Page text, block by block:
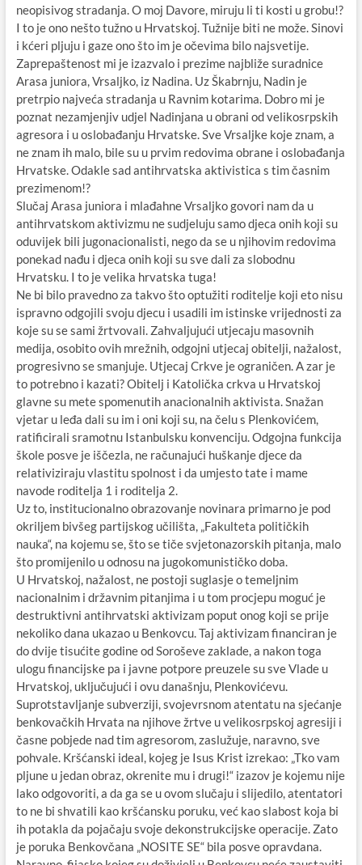
neopisivog stradanja. O moj Davore, miruju li ti kosti u grobu!?
I to je ono nešto tužno u Hrvatskoj. Tužnije biti ne može. Sinovi
i kćeri pljuju i gaze ono što im je očevima bilo najsvetije.
Zaprepaštenost mi je izazvalo i prezime najbliže suradnice
Arasa juniora, Vrsaljko, iz Nadina. Uz Škabrnju, Nadin je
pretrpio najveća stradanja u Ravnim kotarima. Dobro mi je
poznat nezamjenjiv udjel Nadinjana u obrani od velikosrpskih
agresora i u oslobađanju Hrvatske. Sve Vrsaljke koje znam, a
ne znam ih malo, bile su u prvim redovima obrane i oslobađanja
Hrvatske. Odakle sad antihrvatska aktivistica s tim časnim
prezimenom!?
Slučaj Arasa juniora i mlađahne Vrsaljko govori nam da u
antihrvatskom aktivizmu ne sudjeluju samo djeca onih koji su
oduvijek bili jugonacionalisti, nego da se u njihovim redovima
ponekad nađu i djeca onih koji su sve dali za slobodnu
Hrvatsku. I to je velika hrvatska tuga!
Ne bi bilo pravedno za takvo što optužiti roditelje koji eto nisu
ispravno odgojili svoju djecu i usadili im istinske vrijednosti za
koje su se sami žrtvovali. Zahvaljujući utjecaju masovnih
medija, osobito ovih mrežnih, odgojni utjecaj obitelji, nažalost,
progresivno se smanjuje. Utjecaj Crkve je ograničen. A zar je
to potrebno i kazati? Obitelj i Katolička crkva u Hrvatskoj
glavne su mete spomenutih anacionalnih aktivista. Snažan
vjetar u leđa dali su im i oni koji su, na čelu s Plenkovićem,
ratificirali sramotnu Istanbulsku konvenciju. Odgojna funkcija
škole posve je iščezla, ne računajući huškanje djece da
relativiziraju vlastitu spolnost i da umjesto tate i mame
navode roditelja 1 i roditelja 2.
Uz to, institucionalno obrazovanje novinara primarno je pod
okriljem bivšeg partijskog učilišta, „Fakulteta političkih
nauka“, na kojemu se, što se tiče svjetonazorskih pitanja, malo
što promijenilo u odnosu na jugokomunističko doba.
U Hrvatskoj, nažalost, ne postoji suglasje o temeljnim
nacionalnim i državnim pitanjima i u tom procjepu moguć je
destruktivni antihrvatski aktivizam poput onog koji se prije
nekoliko dana ukazao u Benkovcu. Taj aktivizam financiran je
do dvije tisućite godine od Soroševe zaklade, a nakon toga
ulogu financijske pa i javne potpore preuzele su sve Vlade u
Hrvatskoj, uključujući i ovu današnju, Plenkovićevu.
Suprotstavljanje subverziji, svojevrsnom atentatu na sjećanje
benkovačkih Hrvata na njihove žrtve u velikosrpskoj agresiji i
časne pobjede nad tim agresorom, zaslužuje, naravno, sve
pohvale. Kršćanski ideal, kojeg je Isus Krist izrekao: „Tko vam
pljune u jedan obraz, okrenite mu i drugi!“ izazov je kojemu nije
lako odgovoriti, a da ga se u ovom slučaju i slijedilo, atentatori
to ne bi shvatili kao kršćansku poruku, već kao slabost koja bi
ih potakla da pojačaju svoje dekonstrukcijske operacije. Zato
je poruka Benkovčana „NOSITE SE“ bila posve opravdana.